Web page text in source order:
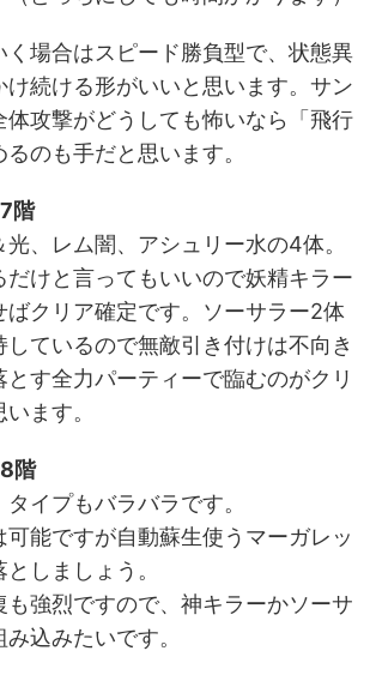
く場合はスピード勝負型で、状態異
け続ける形がいいと思います。サン
体攻撃がどうしても怖いなら「飛行
のも手だと思います。
階
、レム闇、アシュリー水の4体。
だけと言ってもいいので妖精キラー
ばクリア確定です。ソーサラー2体
しているので無敵引き付けは不向き
とす全力パーティーで臨むのがクリ
ます。
階
イプもバラバラです。
能ですが自動蘇生使うマーガレッ
しましょう。
も強烈ですので、神キラーかソーサ
込みたいです。